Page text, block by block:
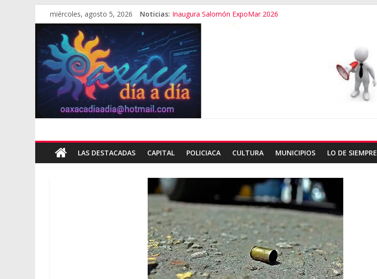
miércoles, agosto 5, 2026 Noticias: Inaugura Salomón ExpoMar 2026
Se “cae” edificio del Poder Judicial en Oaxaca
Exámenes fallidos en Oaxaca
Oaxaca se suma a la Jornada Nacional de Reforestación
Cómo cuidar el presupuesto familiar en el regreso a clases
LAS DESTACADAS CAPITAL POLICIACA CULTURA MUNICIPIOS LO DE SIEMPRE